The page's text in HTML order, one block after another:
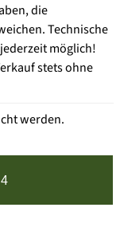
die
Technische
möglich!
stets ohne
werden.